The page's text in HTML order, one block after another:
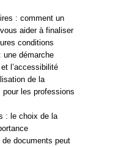
: comment un
aider à finaliser
conditions
une démarche
l’accessibilité
de la
les professions
: le choix de la
documents peut